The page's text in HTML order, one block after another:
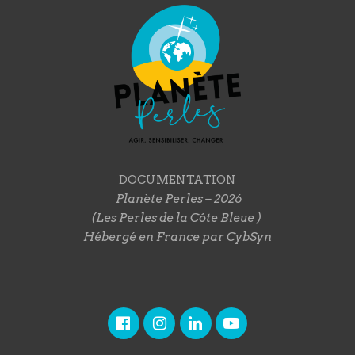
DOCUMENTATION
Planète Perles – 2026
(Les Perles de la Côte Bleue )
Hébergé en France parCybSyn